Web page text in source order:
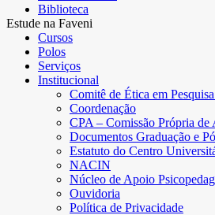
Biblioteca
Estude na Faveni
Cursos
Polos
Serviços
Institucional
Comitê de Ética em
Coordenação
CPA – Comissão Própria de
Documentos Graduação e
Estatuto do Centro
NACIN
Núcleo de Apoio
Ouvidoria
Política de Privacidade